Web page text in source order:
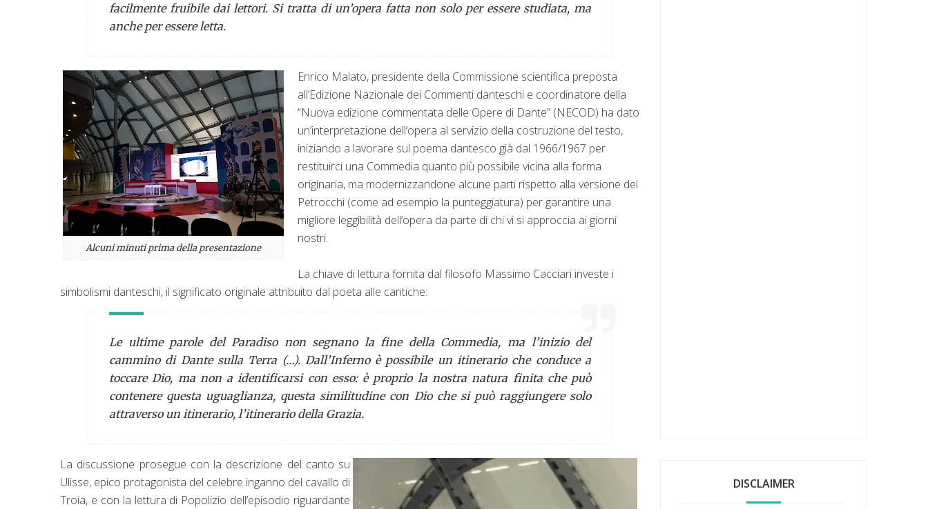
facilmente fruibile dai lettori. Si tratta di un’opera fatta non solo per essere studiata, ma
anche per essere letta.
Alcuni minuti prima della presentazione
Enrico Malato, presidente della Commissione scientifica preposta
all’Edizione Nazionale dei Commenti danteschi e coordinatore della
“Nuova edizione commentata delle Opere di Dante” (NECOD) ha dato
un’interpretazione dell’opera al servizio della costruzione del testo,
iniziando a lavorare sul poema dantesco già dal 1966/1967 per
restituirci una Commedia quanto più possibile vicina alla forma
originaria, ma modernizzandone alcune parti rispetto alla versione del
Petrocchi (come ad esempio la punteggiatura) per garantire una
migliore leggibilità dell’opera da parte di chi vi si approccia ai giorni
nostri.
La chiave di lettura fornita dal filosofo Massimo Cacciari investe i
simbolismi danteschi, il significato originale attribuito dal poeta alle cantiche:
Le ultime parole del Paradiso non segnano la fine della Commedia, ma l’inizio del
cammino di Dante sulla Terra (…). Dall’Inferno è possibile un itinerario che conduce a
toccare Dio, ma non a identificarsi con esso: è proprio la nostra natura finita che può
contenere questa uguaglianza, questa similitudine con Dio che si può raggiungere solo
attraverso un itinerario, l’itinerario della Grazia.
La discussione prosegue con la descrizione del canto su
Ulisse, epico protagonista del celebre inganno del cavallo di
Troia, e con la lettura di Popolizio dell’episodio riguardante
DISCLAIMER